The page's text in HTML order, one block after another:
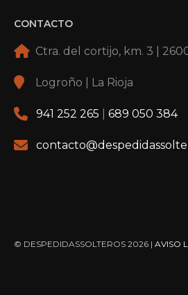
CONTACTO
Ctra. del cortijo, km. 3 |
Logroño | La Rioja
941 252 265 689 050 384
© DESPEDIDASSOLTEROS 2026 | AVISO